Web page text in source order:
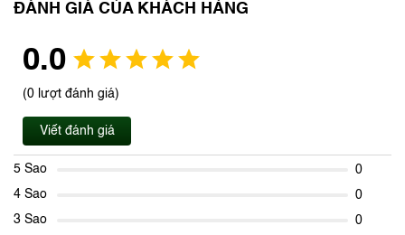
ĐÁNH GIÁ CỦA KHÁCH HÀNG
0.0
(0 lượt đánh giá)
Viết đánh giá
5 Sao
0
4 Sao
0
3 Sao
0